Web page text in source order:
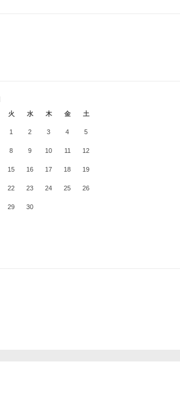
火 水 木 金 土
1 2 3 4 5
8 9 10 11 12
15 16 17 18 19
22 23 24 25 26
29 30